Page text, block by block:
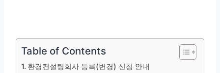
Table of Contents
환경컨설팅회사 등록(변경) 신청 안내